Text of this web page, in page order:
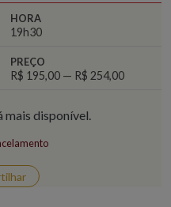
HORA
19h30
PREÇO
R$ 195,00 — R$ 254,00
mais disponível.